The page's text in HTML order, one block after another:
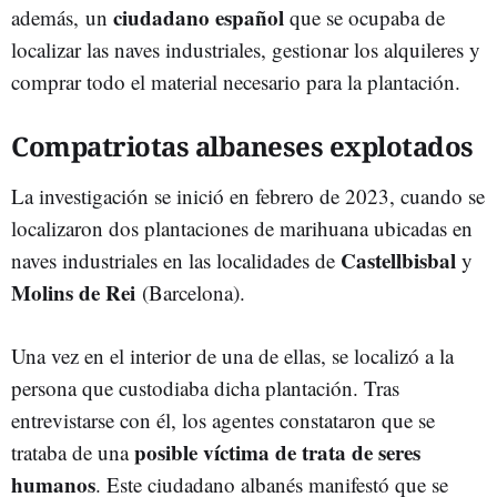
además, un ciudadano español que se ocupaba de
localizar las naves industriales, gestionar los alquileres y
comprar todo el material necesario para la plantación.
Compatriotas albaneses explotados
La investigación se inició en febrero de 2023, cuando se
localizaron dos plantaciones de marihuana ubicadas en
naves industriales en las localidades de Castellbisbal y
Molins de Rei (Barcelona).
Una vez en el interior de una de ellas, se localizó a la
persona que custodiaba dicha plantación. Tras
entrevistarse con él, los agentes constataron que se
trataba de unaposible víctima de trata de seres
humanos. Este ciudadano albanés manifestó que se